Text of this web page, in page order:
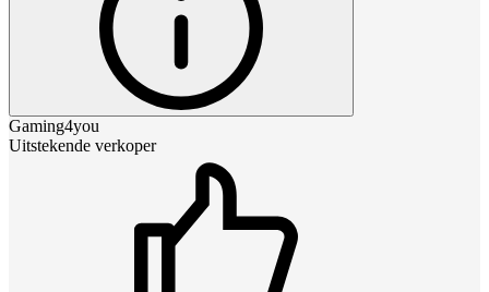
Gaming4you
Uitstekende verkoper